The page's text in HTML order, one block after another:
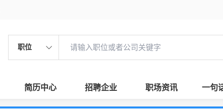
职位
简历中心 招聘企业 职场资讯 一句